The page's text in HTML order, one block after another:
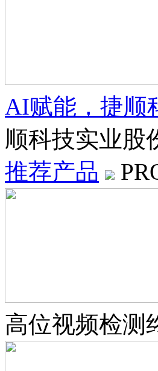
AI赋能，捷顺
顺科技实业股
推荐产品
高位视频检测